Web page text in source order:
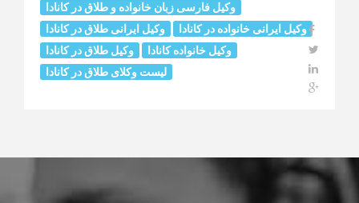
وکیل فارسی زبان خانواده و طلاق در کانادا
وکیل ایرانی طلاق در کانادا
وکیل ایرانی خانواده در کانادا
وکیل طلاق در کانادا
وکیل خانواده کانادا
لیست وکلای طلاق در کانادا